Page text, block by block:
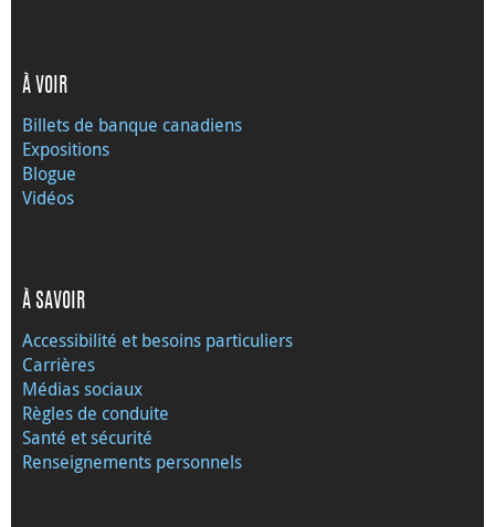
À VOIR
Billets de banque canadiens
Expositions
Blogue
Vidéos
À SAVOIR
Accessibilité et besoins particuliers
Carrières
Médias sociaux
Règles de conduite
Santé et sécurité
Renseignements personnels